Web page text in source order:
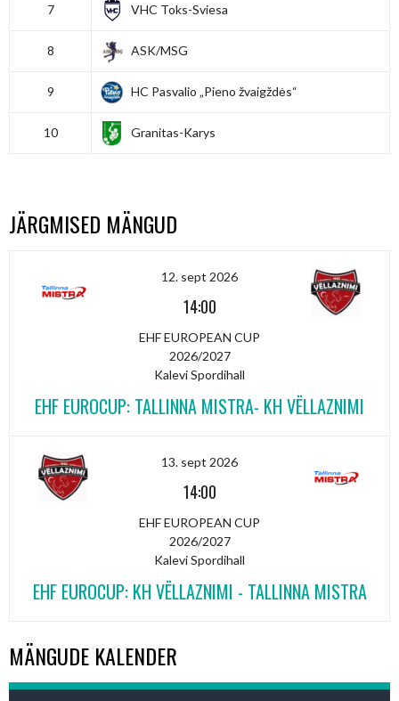
7 VHC Toks-Sviesa
8 ASK/MSG
9 HC Pasvalio „Pieno žvaigždės“
10 Granitas-Karys
JÄRGMISED MÄNGUD
12. sept 2026
14:00
EHF EUROPEAN CUP
2026/2027
Kalevi Spordihall
EHF EUROCUP: TALLINNA MISTRA- KH VËLLAZNIMI
13. sept 2026
14:00
EHF EUROPEAN CUP
2026/2027
Kalevi Spordihall
EHF EUROCUP: KH VËLLAZNIMI - TALLINNA MISTRA
MÄNGUDE KALENDER